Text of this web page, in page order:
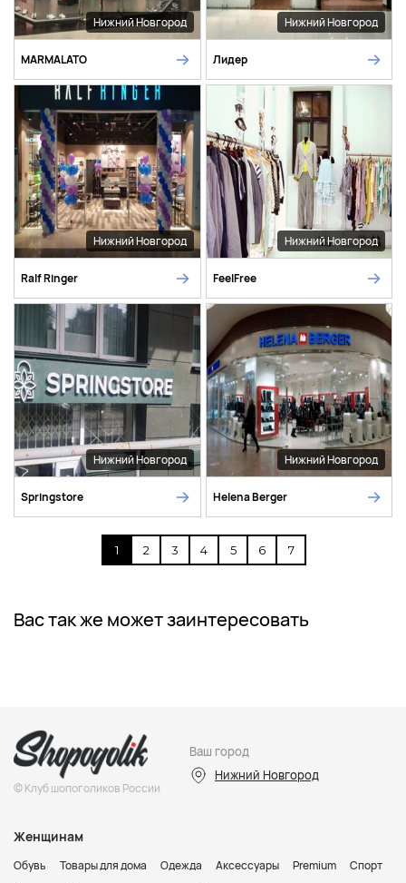
Нижний Новгород
MARMALATO
Нижний Новгород
Лидер
Нижний Новгород
Ralf Ringer
Нижний Новгород
FeelFree
Нижний Новгород
Springstore
Нижний Новгород
Helena Berger
1 2 3 4 5 6 7
Вас так же может заинтересовать
© Клуб шопоголиков России
Ваш город
Нижний Новгород
Женщинам
Обувь Товары для дома Одежда Аксессуары Premium
Спорт